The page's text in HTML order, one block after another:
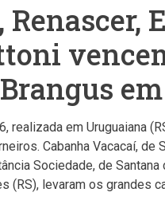
Renascer,
realizada em Uruguaiana
Cabanha Vacacaí, de
Sociedade, de
(RS), levaram os grandes